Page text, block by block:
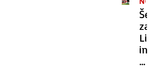
in